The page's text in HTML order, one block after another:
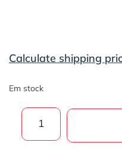
Calculate shipping
Em stock